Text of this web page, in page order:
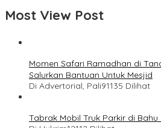
Most View Post
Momen Safari Ramadhan di
Salurkan Bantuan Untuk Mesjid
Di Advertorial, Pali91135 Dilihat
Tabrak Mobil Truk Parkir di Bahu